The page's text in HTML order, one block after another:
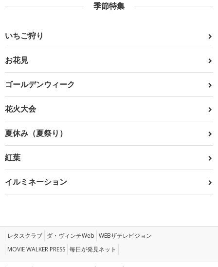
季節特集
いちご狩り
お花見
ゴールデンウィーク
花火大会
夏休み（夏祭り）
紅葉
イルミネーション
レタスクラブ ダ・ヴィンチWeb WEBザテレビジョン
MOVIE WALKER PRESS 毎日が発見ネット